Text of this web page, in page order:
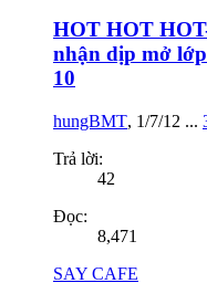
HOT HOT
nhận dịp mở
10
hungBMT, 1/7/12 ...
Trả lời:
42
Đọc:
8,471
SAY CAFE